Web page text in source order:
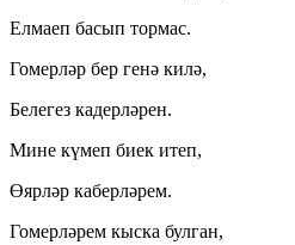
Елмаеп басып тормас.
Гомерләр бер генә килә,
Белегез кадерләрен.
Мине күмеп биек итеп,
Өярләр каберләрем.
Гомерләрем кыска булган,